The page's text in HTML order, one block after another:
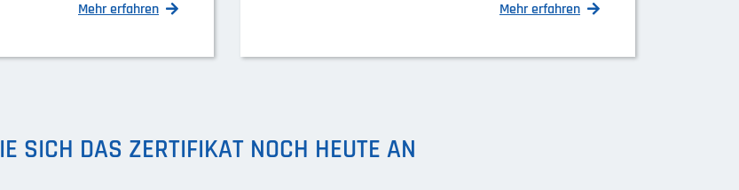
Mehr erfahren Mehr erfahren
SICH DAS ZERTIFIKAT NOCH HEUTE AN